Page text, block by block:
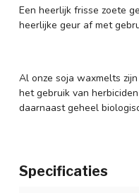
Een heerlijk frisse zoete
heerlijke geur af met
Al onze soja waxmelts
het gebruik van
daarnaast geheel
Specificaties